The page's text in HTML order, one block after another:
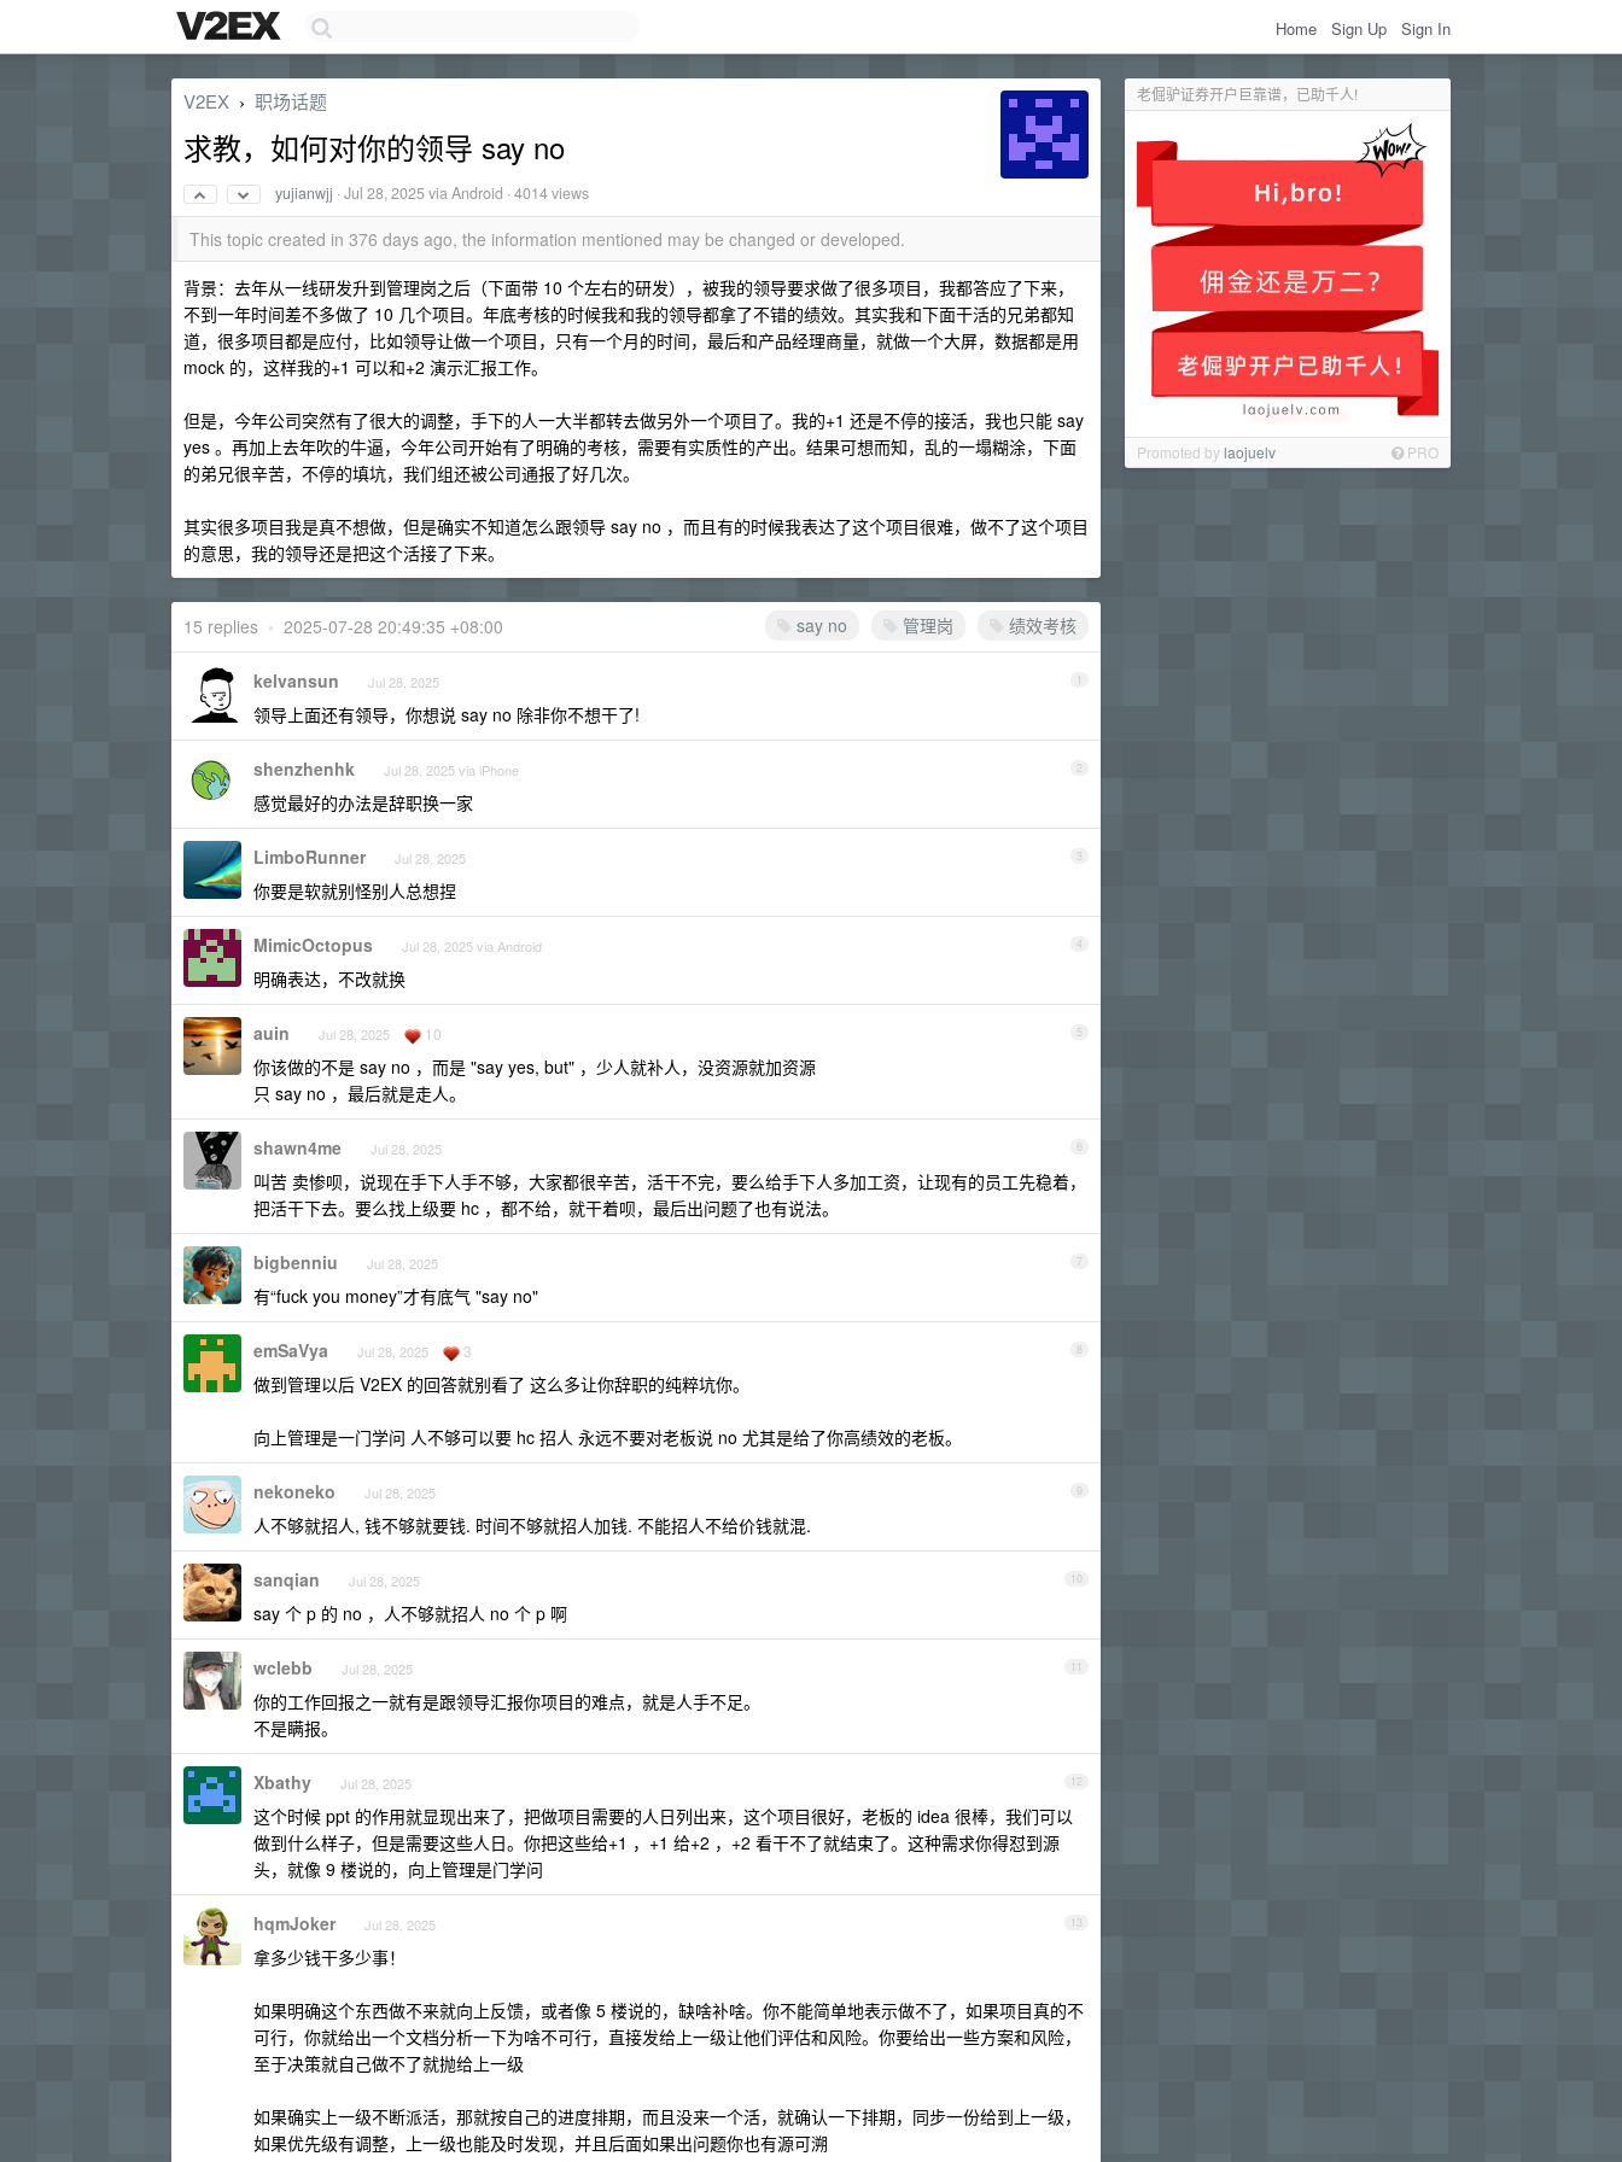
Home Sign Up Sign In
老倔驴证券开户巨靠谱，已助千人!
Promoted bylaojuelv PRO
V2EX › 职场话题
求教，如何对你的领导 say no
yujianwjj ·Jul 28, 2025via Android · 4014 views
This topic created in 376 days ago, the information mentioned may be changed or developed.
背景：去年从一线研发升到管理岗之后（下面带 10 个左右的研发），被我的领导要求做了很多项目，我都答应了下来，
不到一年时间差不多做了 10 几个项目。年底考核的时候我和我的领导都拿了不错的绩效。其实我和下面干活的兄弟都知
道，很多项目都是应付，比如领导让做一个项目，只有一个月的时间，最后和产品经理商量，就做一个大屏，数据都是用
mock 的，这样我的+1 可以和+2 演示汇报工作。
但是，今年公司突然有了很大的调整，手下的人一大半都转去做另外一个项目了。我的+1 还是不停的接活，我也只能 say
yes 。再加上去年吹的牛逼，今年公司开始有了明确的考核，需要有实质性的产出。结果可想而知，乱的一塌糊涂，下面
的弟兄很辛苦，不停的填坑，我们组还被公司通报了好几次。
其实很多项目我是真不想做，但是确实不知道怎么跟领导 say no ，而且有的时候我表达了这个项目很难，做不了这个项目
的意思，我的领导还是把这个活接了下来。
say no 管理岗 绩效考核
15 replies • 2025-07-28 20:49:35 +08:00
1
kelvansun Jul 28, 2025
领导上面还有领导，你想说 say no 除非你不想干了!
2
shenzhenhk Jul 28, 2025 via iPhone
感觉最好的办法是辞职换一家
3
LimboRunner Jul 28, 2025
你要是软就别怪别人总想捏
4
MimicOctopus Jul 28, 2025 via Android
明确表达，不改就换
5
auin Jul 28, 2025 10
你该做的不是 say no ，而是 "say yes, but" ，少人就补人，没资源就加资源
只 say no ，最后就是走人。
6
shawn4me Jul 28, 2025
叫苦 卖惨呗，说现在手下人手不够，大家都很辛苦，活干不完，要么给手下人多加工资，让现有的员工先稳着，
把活干下去。要么找上级要 hc ，都不给，就干着呗，最后出问题了也有说法。
7
bigbenniu Jul 28, 2025
有“fuck you money”才有底气 "say no"
8
emSaVya Jul 28, 2025 3
做到管理以后 V2EX 的回答就别看了 这么多让你辞职的纯粹坑你。
向上管理是一门学问 人不够可以要 hc 招人 永远不要对老板说 no 尤其是给了你高绩效的老板。
9
nekoneko Jul 28, 2025
人不够就招人, 钱不够就要钱. 时间不够就招人加钱. 不能招人不给价钱就混.
10
sanqian Jul 28, 2025
say 个 p 的 no ，人不够就招人 no 个 p 啊
11
wclebb Jul 28, 2025
你的工作回报之一就有是跟领导汇报你项目的难点，就是人手不足。
不是瞒报。
12
Xbathy Jul 28, 2025
这个时候 ppt 的作用就显现出来了，把做项目需要的人日列出来，这个项目很好，老板的 idea 很棒，我们可以
做到什么样子，但是需要这些人日。你把这些给+1 ，+1 给+2 ，+2 看干不了就结束了。这种需求你得怼到源
头，就像 9 楼说的，向上管理是门学问
13
hqmJoker Jul 28, 2025
拿多少钱干多少事！
如果明确这个东西做不来就向上反馈，或者像 5 楼说的，缺啥补啥。你不能简单地表示做不了，如果项目真的不
可行，你就给出一个文档分析一下为啥不可行，直接发给上一级让他们评估和风险。你要给出一些方案和风险，
至于决策就自己做不了就抛给上一级
如果确实上一级不断派活，那就按自己的进度排期，而且没来一个活，就确认一下排期，同步一份给到上一级，
如果优先级有调整，上一级也能及时发现，并且后面如果出问题你也有源可溯